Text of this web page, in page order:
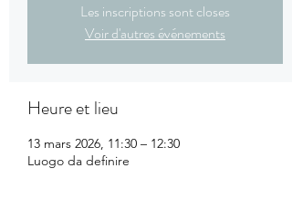
Les inscriptions sont closes
Voir d'autres événements
Heure et lieu
13 mars 2026, 11:30 – 12:30
Luogo da definire